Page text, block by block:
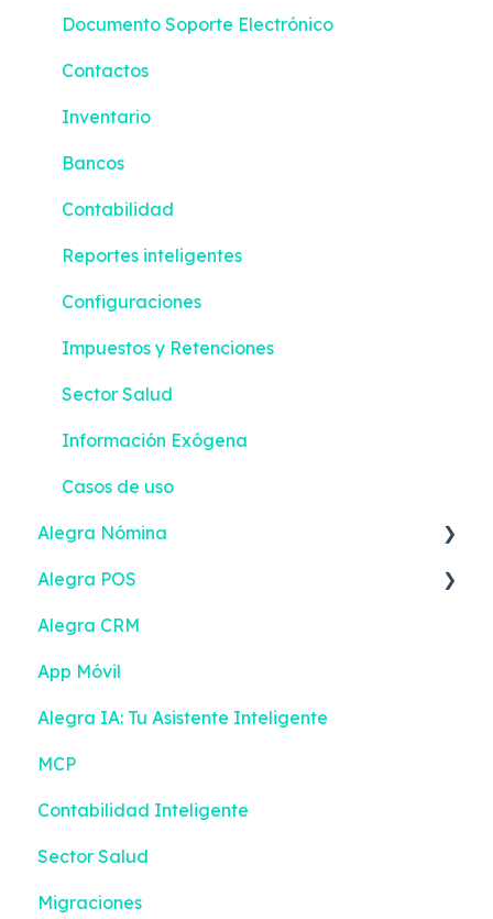
Documento Soporte Electrónico
Contactos
Inventario
Bancos
Contabilidad
Reportes inteligentes
Configuraciones
Impuestos y Retenciones
Sector Salud
Información Exógena
Casos de uso
Alegra Nómina
Nómina Electrónica
Empleados
Configuración | Solo Emisión
Nómina Electrónica | Solo Emisión
Empleados | Solo Emisión
Liquidación
Configuración | Liquidación + Emisión
Nómina Electrónica | Liquidación + Emisión
Alegra POS
Facturación Electrónica
Documento POS Electrónico
Inventario
Ingresos
Turnos
Gestion de efectivo
Devoluciones
Alegra CRM
App Móvil
Alegra IA: Tu Asistente Inteligente
MCP
Contabilidad Inteligente
Sector Salud
Migraciones